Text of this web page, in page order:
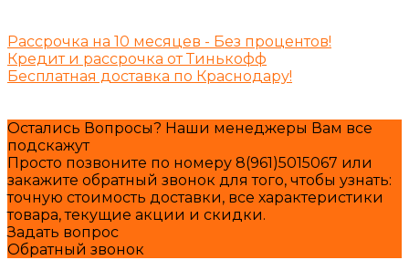
Рассрочка на 10 месяцев - Без процентов!
Кредит и рассрочка от Тинькофф
Бесплатная доставка по Краснодару!
Остались Вопросы? Наши менеджеры Вам все
подскажут
Просто позвоните по номеру 8(961)5015067 или
закажите обратный звонок для того, чтобы узнать:
точную стоимость доставки, все характеристики
товара, текущие акции и скидки.
Задать вопрос
Обратный звонок